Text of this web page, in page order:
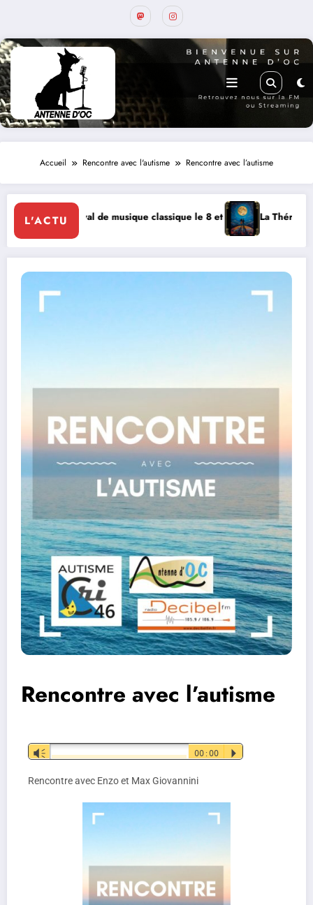
Accueil Rencontre avec l'autisme Rencontre avec l’autisme
L'ACTU
le 8 et 9 août La Thérapie Légendaire dimanche 9 à Prayssac
Rencontre avec l’autisme
Lecteur
audio
Vm 00:00 P
Rencontre avec Enzo et Max Giovannini